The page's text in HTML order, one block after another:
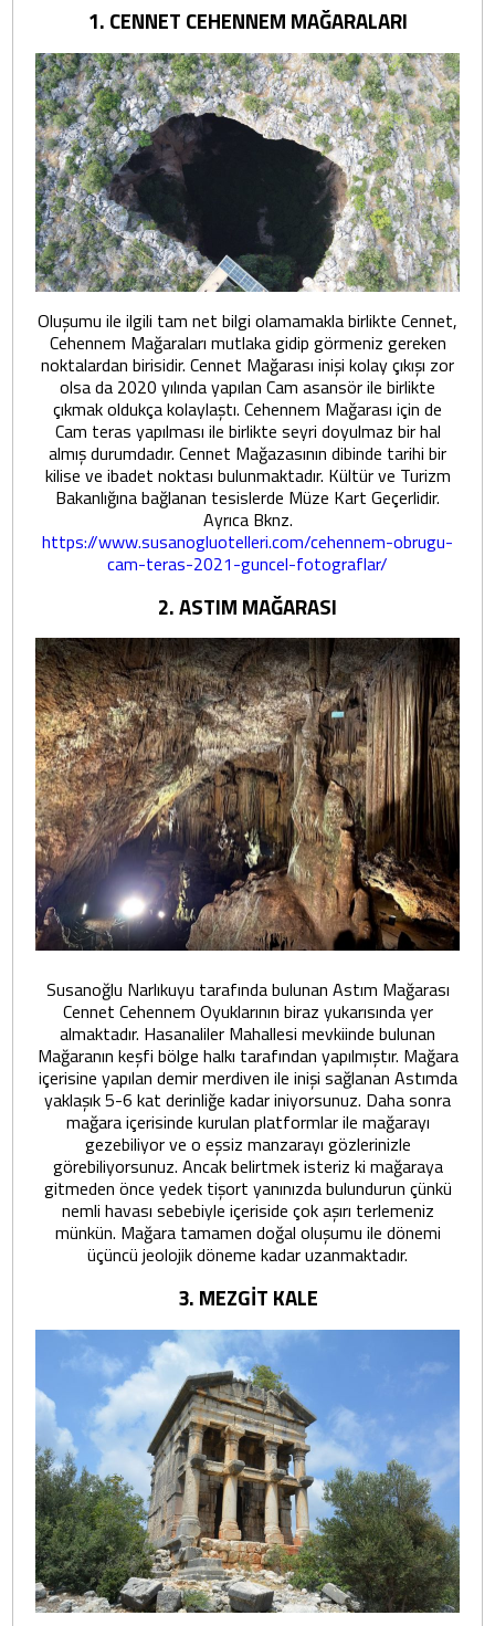
1. CENNET CEHENNEM MAĞARALARI
Oluşumu ile ilgili tam net bilgi olamamakla birlikte Cennet,
Cehennem Mağaraları mutlaka gidip görmeniz gereken
noktalardan birisidir. Cennet Mağarası inişi kolay çıkışı zor
olsa da 2020 yılında yapılan Cam asansör ile birlikte
çıkmak oldukça kolaylaştı. Cehennem Mağarası için de
Cam teras yapılması ile birlikte seyri doyulmaz bir hal
almış durumdadır. Cennet Mağazasının dibinde tarihi bir
kilise ve ibadet noktası bulunmaktadır. Kültür ve Turizm
Bakanlığına bağlanan tesislerde Müze Kart Geçerlidir.
Ayrıca Bknz.
https://www.susanogluotelleri.com/cehennem-obrugu-
cam-teras-2021-guncel-fotograflar/
2. ASTIM MAĞARASI
Susanoğlu Narlıkuyu tarafında bulunan Astım Mağarası
Cennet Cehennem Oyuklarının biraz yukarısında yer
almaktadır. Hasanaliler Mahallesi mevkiinde bulunan
Mağaranın keşfi bölge halkı tarafından yapılmıştır. Mağara
içerisine yapılan demir merdiven ile inişi sağlanan Astımda
yaklaşık 5-6 kat derinliğe kadar iniyorsunuz. Daha sonra
mağara içerisinde kurulan platformlar ile mağarayı
gezebiliyor ve o eşsiz manzarayı gözlerinizle
görebiliyorsunuz. Ancak belirtmek isteriz ki mağaraya
gitmeden önce yedek tişort yanınızda bulundurun çünkü
nemli havası sebebiyle içeriside çok aşırı terlemeniz
münkün. Mağara tamamen doğal oluşumu ile dönemi
üçüncü jeolojik döneme kadar uzanmaktadır.
3. MEZGİT KALE